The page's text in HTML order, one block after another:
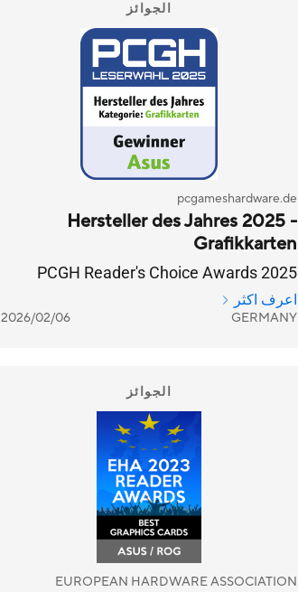
الجوائز
pcgameshardware.de
Hersteller des Jahres 2025 -
Grafikkarten
PCGH Reader's Choice Awards 2025
اعرف اكثر
GERMANY
2026/02/06
الجوائز
EUROPEAN HARDWARE ASSOCIATION